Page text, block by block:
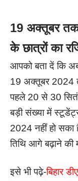
19 अक्तूबर
के छात्रों का
आपको बता दें कि
19 अक्तूबर 2024
पहले 20 से 30
बड़ी संख्या में
2024 नहीं हो सका
तिथि आगे बढ़ाने की
इसे भी पढ़े-बिहार